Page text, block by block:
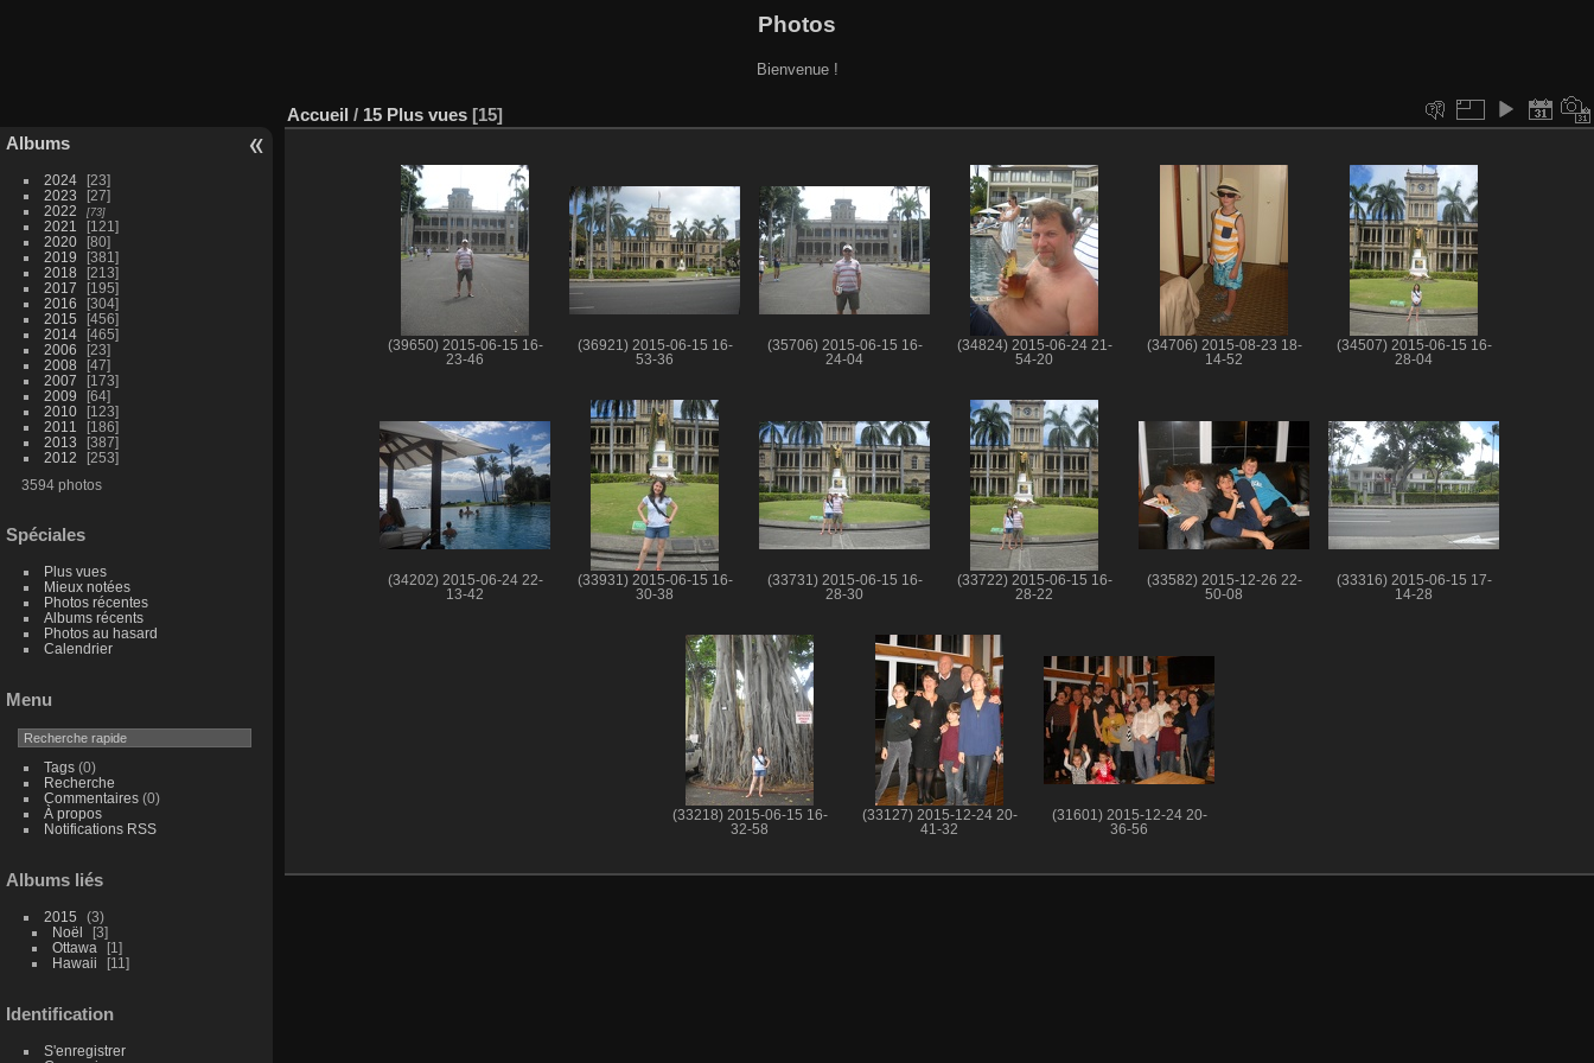
Photos
Bienvenue !
Albums
2024
23
2023
27
2022
73
2021
121
2020
80
2019
381
2018
213
2017
195
2016
304
2015
456
2014
465
2006
23
2008
47
2007
173
2009
64
2010
123
2011
186
2013
387
2012
253
3594 photos
Spéciales
Plus vues
Mieux notées
Photos récentes
Albums récents
Photos au hasard
Calendrier
Menu
Tags(0)
Recherche
Commentaires(0)
À propos
Notifications RSS
Albums liés
2015
3
Noël
3
Ottawa
1
Hawaii
11
Identification
S'enregistrer
Accueil / 15 Plus vues 15
(39650) 2015-06-15 16-
23-46
(36921) 2015-06-15 16-
53-36
(35706) 2015-06-15 16-
24-04
(34824) 2015-06-24 21-
54-20
(34706) 2015-08-23 18-
14-52
(34507) 2015-06-15 16-
28-04
(34202) 2015-06-24 22-
13-42
(33931) 2015-06-15 16-
30-38
(33731) 2015-06-15 16-
28-30
(33722) 2015-06-15 16-
28-22
(33582) 2015-12-26 22-
50-08
(33316) 2015-06-15 17-
14-28
(33218) 2015-06-15 16-
32-58
(33127) 2015-12-24 20-
41-32
(31601) 2015-12-24 20-
36-56